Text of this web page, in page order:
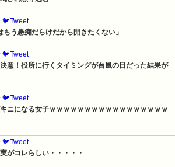
🐦Tweet
もう愚痴だらけだから開きたくない」
🐦Tweet
意！役所に行くタイミングが台風の日だった結果が
🐦Tweet
ニになる女子ｗｗｗｗｗｗｗｗｗｗｗｗｗｗｗｗｗ
🐦Tweet
がコレらしい・・・・・